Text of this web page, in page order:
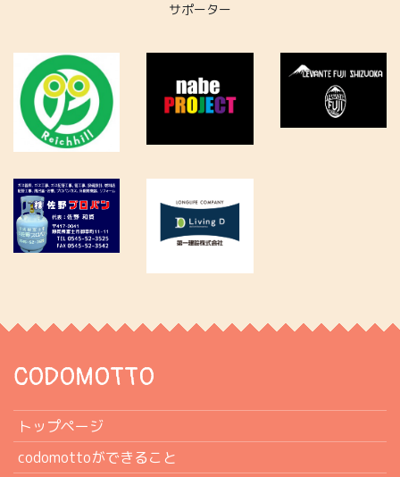
サポーター
CODOMOTTO
トップページ
codomottoができること